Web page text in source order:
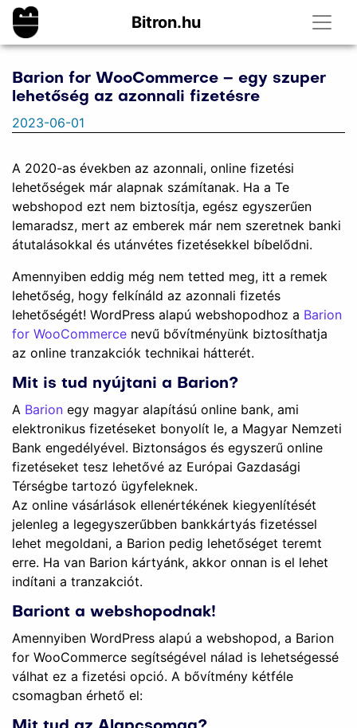
Bitron.hu
Barion for WooCommerce – egy szuper
lehetőség az azonnali fizetésre
2023-06-01
A 2020-as években az azonnali, online fizetési
lehetőségek már alapnak számítanak. Ha a Te
webshopod ezt nem biztosítja, egész egyszerűen
lemaradsz, mert az emberek már nem szeretnek banki
átutalásokkal és utánvétes fizetésekkel bíbelődni.
Amennyiben eddig még nem tetted meg, itt a remek
lehetőség, hogy felkínáld az azonnali fizetés
lehetőségét! WordPress alapú webshopodhoz a Barion
for WooCommerce nevű bővítményünk biztosíthatja
az online tranzakciók technikai hátterét.
Mit is tud nyújtani a Barion?
A Barion egy magyar alapítású online bank, ami
elektronikus fizetéseket bonyolít le, a Magyar Nemzeti
Bank engedélyével. Biztonságos és egyszerű online
fizetéseket tesz lehetővé az Európai Gazdasági
Térségbe tartozó ügyfeleknek.
Az online vásárlások ellenértékének kiegyenlítését
jelenleg a legegyszerűbben bankkártyás fizetéssel
lehet megoldani, a Barion pedig lehetőséget teremt
erre. Ha van Barion kártyánk, akkor onnan is el lehet
indítani a tranzakciót.
Bariont a webshopodnak!
Amennyiben WordPress alapú a webshopod, a Barion
for WooCommerce segítségével nálad is lehetségessé
válhat ez a fizetési opció. A bővítmény kétféle
csomagban érhető el: